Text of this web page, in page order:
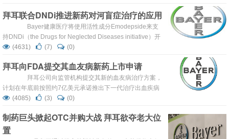
对其高价药物的竞争，但这次判决被视为对外资制药商的一
次打击。 印度仿制药集团Natco制药公司表示，最高法
院驳回了拜耳对法律的挑战，印度法律强制许可公司出售其
用于治疗肾癌和肝癌的仿制药。...
拜耳联合DNDi推进新药对河盲症治疗的应用
Bayer健康医疗将使用活性成分Emodepside来支
持DNDi（the Drugs for Neglected Diseases initiative）开
发一种新的口服药物治疗世界第二大引起眼盲的传染性疾病
司Emodepside药物在动物实验的使用授权许可。
Emodepside联合praziquantel...
(4631) (7) (0)
拜耳向FDA提交其血友病新药上市申请
拜耳公司向监管机构提交其新的血友病治疗方案，
计划在年底前按照约7亿美元承诺推出下一代治疗出血疾病
方案。 该公司表示, BAY 81-8973有望开始全球审批过
案的升级版，该治疗方案的实施不需任何人或动物的组织作
为辅助。与之前的治疗方案类似，BAY 81-89...
(4085) (3) (0)
制药巨头掀起OTC并购大战 拜耳欲夺老大位
置